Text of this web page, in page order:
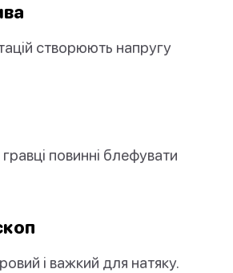
створюють напругу
гравці повинні блефувати
і важкий для натяку.